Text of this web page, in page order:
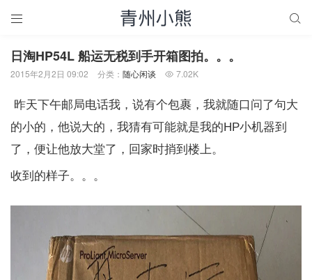
 
日淘HP54L 船运无税到手开箱图拍。。。
2015年2月2日 09:02 分类： 随心闲谈  7.02K
昨天下午邮局电话我，说有个包裹，我就随口问了句大
的小的，他说大的，我猜有可能就是我的HP小机器到
了，便让他放大堂了，回家时捎到楼上。
收到的样子。。。